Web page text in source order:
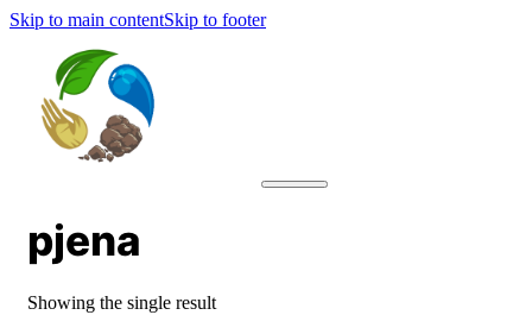
Skip to main contentSkip to footer
pjena
Showing the single result